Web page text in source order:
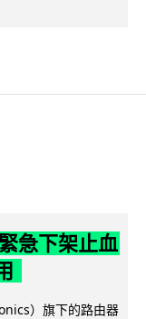
急下架止血
）旗下的路由器